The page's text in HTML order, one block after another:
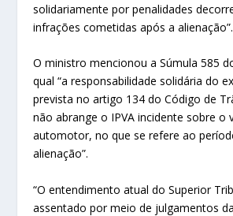
solidariamente por penalidades
infrações cometidas após a alienação”.
O ministro mencionou a Súmula 585
qual “a responsabilidade solidária do
prevista no artigo 134 do Código de
não abrange o IPVA incidente sobre o
automotor, no que se refere ao
alienação”.
“O entendimento atual do Superior
assentado por meio de julgamentos